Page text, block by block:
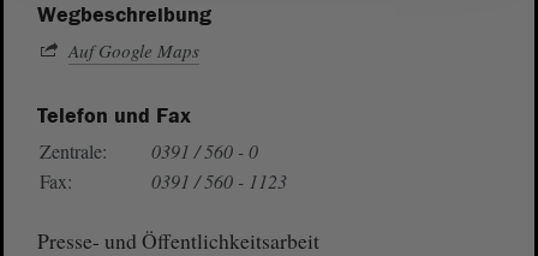
Wegbeschreibung
Auf Google Maps
Telefon und Fax
Zentrale:
0391 / 560 - 0
Fax:
0391 / 560 - 1123
Presse- und Öffentlichkeitsarbeit